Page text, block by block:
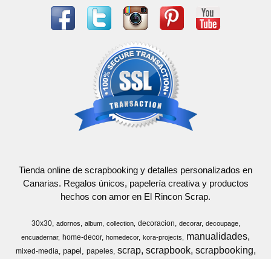
Tienda online de scrapbooking y detalles personalizados en
Canarias. Regalos únicos, papelería creativa y productos
hechos con amor en El Rincon Scrap.
30x30 adornos album collection decoracion decorar
decoupage
encuadernar
home-decor homedecor kora-projects manualidades
mixed-media papel papeles scrap scrapbook scrapbooking